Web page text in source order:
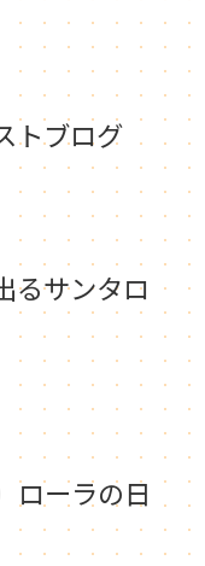
トブログ
るサンタロ
ローラの日